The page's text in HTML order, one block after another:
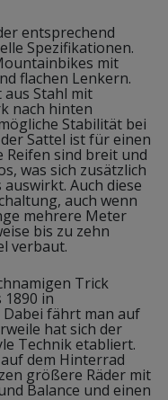
entsprechend
Spezifikationen.
mit
flachen Lenkern.
Stahl mit
nach hinten
Stabilität bei
Sattel ist für einen
sind breit und
was sich zusätzlich
Auch diese
auch wenn
mehrere Meter
bis zu zehn
verbaut.
Trick
in
fährt man auf
hat sich der
Technik etabliert.
dem Hinterrad
größere Räder mit
Balance und einen